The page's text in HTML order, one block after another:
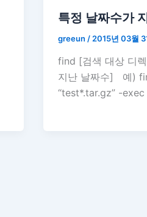
특정 날짜수가
greeun / 2015년 03월
find [검색 대상 디
지난 날짜수] 예)
“test*.tar.gz” -